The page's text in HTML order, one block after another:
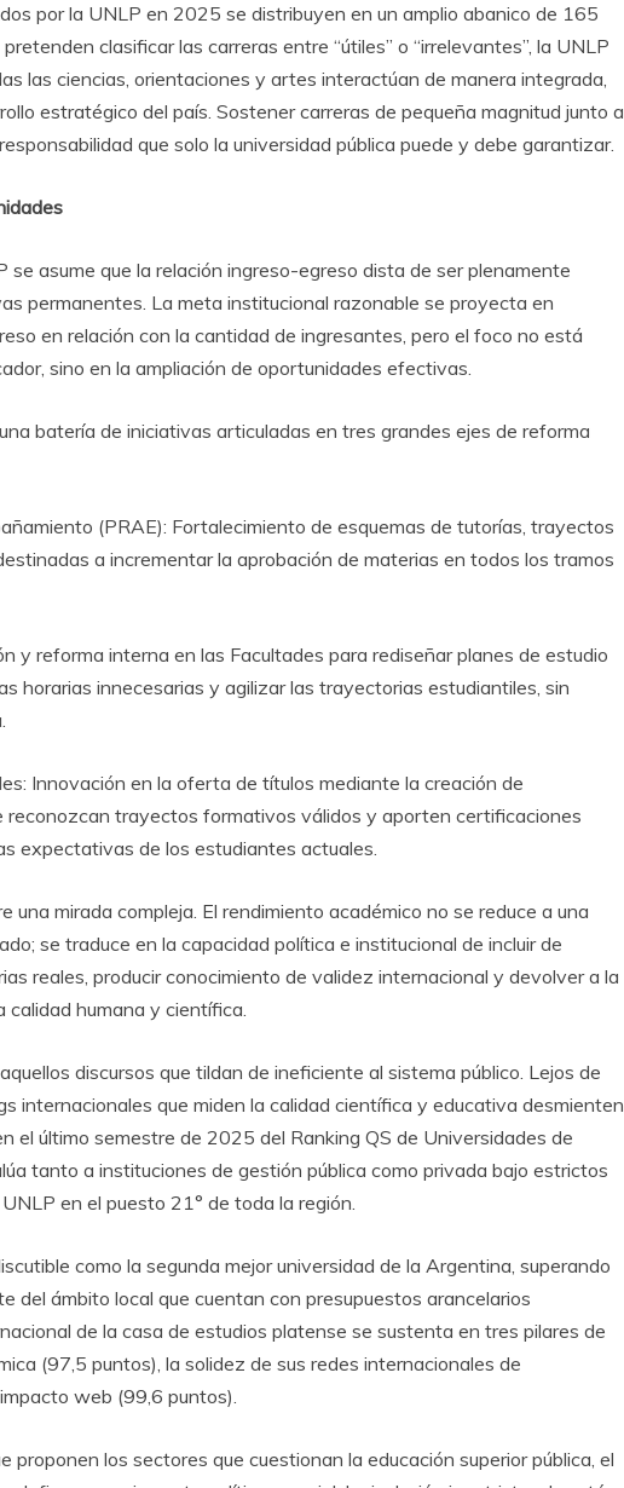
por la UNLP en 2025 se distribuyen en un amplio abanico de 165
clasificar las carreras entre “útiles” o “irrelevantes”, la UNLP
las ciencias, orientaciones y artes interactúan de manera integrada,
estratégico del país. Sostener carreras de pequeña magnitud junto a
que solo la universidad pública puede y debe garantizar.
se asume que la relación ingreso-egreso dista de ser plenamente
permanentes. La meta institucional razonable se proyecta en
en relación con la cantidad de ingresantes, pero el foco no está
sino en la ampliación de oportunidades efectivas.
batería de iniciativas articuladas en tres grandes ejes de reforma
(PRAE): Fortalecimiento de esquemas de tutorías, trayectos
a incrementar la aprobación de materias en todos los tramos
y reforma interna en las Facultades para rediseñar planes de estudio
horarias innecesarias y agilizar las trayectorias estudiantiles, sin
Innovación en la oferta de títulos mediante la creación de
reconozcan trayectos formativos válidos y aporten certificaciones
expectativas de los estudiantes actuales.
una mirada compleja. El rendimiento académico no se reduce a una
se traduce en la capacidad política e institucional de incluir de
reales, producir conocimiento de validez internacional y devolver a la
calidad humana y científica.
discursos que tildan de ineficiente al sistema público. Lejos de
internacionales que miden la calidad científica y educativa desmienten
el último semestre de 2025 del Ranking QS de Universidades de
tanto a instituciones de gestión pública como privada bajo estrictos
en el puesto 21° de toda la región.
como la segunda mejor universidad de la Argentina, superando
del ámbito local que cuentan con presupuestos arancelarios
de la casa de estudios platense se sustenta en tres pilares de
(97,5 puntos), la solidez de sus redes internacionales de
web (99,6 puntos).
proponen los sectores que cuestionan la educación superior pública, el